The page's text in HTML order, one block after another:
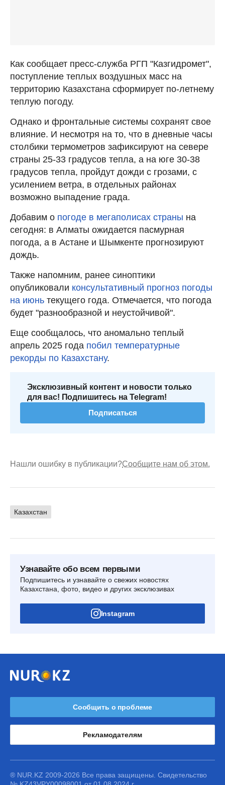
Как сообщает пресс-служба РГП "Казгидромет",
поступление теплых воздушных масс на
территорию Казахстана сформирует по-летнему
теплую погоду.
Однако и фронтальные системы сохранят свое
влияние. И несмотря на то, что в дневные часы
столбики термометров зафиксируют на севере
страны 25-33 градусов тепла, а на юге 30-38
градусов тепла, пройдут дожди с грозами, с
усилением ветра, в отдельных районах
возможно выпадение града.
Добавим о погоде в мегаполисах страны на
сегодня: в Алматы ожидается пасмурная
погода, а в Астане и Шымкенте прогнозируют
дождь.
Также напомним, ранее синоптики
опубликовали консультативный прогноз погоды
на июнь текущего года. Отмечается, что погода
будет "разнообразной и неустойчивой".
Еще сообщалось, что аномально теплый
апрель 2025 года побил температурные
рекорды по Казахстану.
Эксклюзивный контент и новости только
для вас! Подпишитесь на Telegram!
Подписаться
Нашли ошибку в публикации?Сообщите нам об этом.
Казахстан
Узнавайте обо всем первыми
Подпишитесь и узнавайте о свежих новостях
Казахстана, фото, видео и других эксклюзивах
Instagram
Сообщить о проблеме
Рекламодателям
® NUR.KZ 2009-2026 Все права защищены. Свидетельство